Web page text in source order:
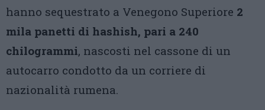
hanno sequestrato a Venegono Superiore 2
mila panetti di hashish, pari a 240
chilogrammi, nascosti nel cassone di un
autocarro condotto da un corriere di
nazionalità rumena.